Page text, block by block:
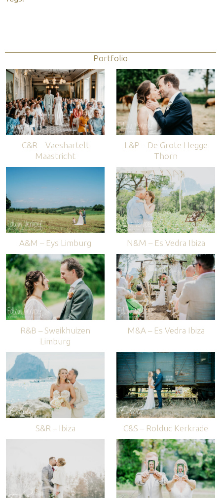
Portfolio
C&R – Vaeshartelt
Maastricht
L&P – De Grote Hegge
Thorn
A&M – Eys Limburg N&M – Es Vedra Ibiza
R&B – Sweikhuizen
Limburg
M&A – Es Vedra Ibiza
S&R – Ibiza C&S – Rolduc Kerkrade